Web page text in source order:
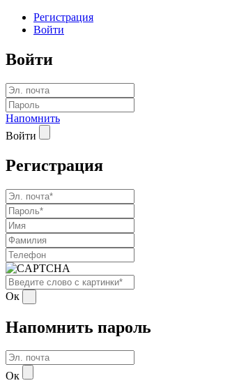
Регистрация
Войти
Войти
Напомнить
Войти
Регистрация
Ок
Напомнить пароль
Ок